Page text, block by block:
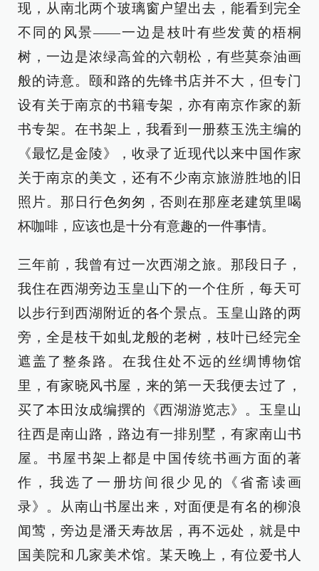
现，从南北两个玻璃窗户望出去，能看到完全
不同的风景——一边是枝叶有些发黄的梧桐
树，一边是浓绿高耸的六朝松，有些莫奈油画
般的诗意。颐和路的先锋书店并不大，但专门
设有关于南京的书籍专架，亦有南京作家的新
书专架。在书架上，我看到一册蔡玉洗主编的
《最忆是金陵》，收录了近现代以来中国作家
关于南京的美文，还有不少南京旅游胜地的旧
照片。那日行色匆匆，否则在那座老建筑里喝
杯咖啡，应该也是十分有意趣的一件事情。
三年前，我曾有过一次西湖之旅。那段日子，
我住在西湖旁边玉皇山下的一个住所，每天可
以步行到西湖附近的各个景点。玉皇山路的两
旁，全是枝干如虬龙般的老树，枝叶已经完全
遮盖了整条路。在我住处不远的丝绸博物馆
里，有家晓风书屋，来的第一天我便去过了，
买了本田汝成编撰的《西湖游览志》。玉皇山
往西是南山路，路边有一排别墅，有家南山书
屋。书屋书架上都是中国传统书画方面的著
作，我选了一册坊间很少见的《省斋读画
录》。从南山书屋出来，对面便是有名的柳浪
闻莺，旁边是潘天寿故居，再不远处，就是中
国美院和几家美术馆。某天晚上，有位爱书人